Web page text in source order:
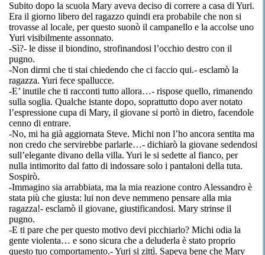
Subito dopo la scuola Mary aveva deciso di correre a casa di Yuri.
Era il giorno libero del ragazzo quindi era probabile che non si
trovasse al locale, per questo suonò il campanello e la accolse uno
Yuri visibilmente assonnato.
-Sì?- le disse il biondino, strofinandosi l’occhio destro con il
pugno.
-Non dirmi che ti stai chiedendo che ci faccio qui.- esclamò la
ragazza. Yuri fece spallucce.
-E’ inutile che ti racconti tutto allora…- rispose quello, rimanendo
sulla soglia. Qualche istante dopo, soprattutto dopo aver notato
l’espressione cupa di Mary, il giovane si portò in dietro, facendole
cenno di entrare.
-No, mi ha già aggiornata Steve. Michi non l’ho ancora sentita ma
non credo che servirebbe parlarle…- dichiarò la giovane sedendosi
sull’elegante divano della villa. Yuri le si sedette al fianco, per
nulla intimorito dal fatto di indossare solo i pantaloni della tuta.
Sospirò.
-Immagino sia arrabbiata, ma la mia reazione contro Alessandro è
stata più che giusta: lui non deve nemmeno pensare alla mia
ragazza!- esclamò il giovane, giustificandosi. Mary strinse il
pugno.
-E ti pare che per questo motivo devi picchiarlo? Michi odia la
gente violenta… e sono sicura che a deluderla è stato proprio
questo tuo comportamento.-Yuri si zittì. Sapeva bene che Mary